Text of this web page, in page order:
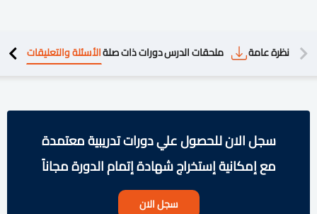
نظرة عامة ملحقات الدرسدورات ذات صلةالأسئلة والتعليقات
سجل الان للحصول علي دورات تدريبية معتمدة
مع إمكانية إستخراج شهادة إتمام الدورة مجاناً
سجل الان